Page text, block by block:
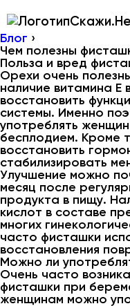
Блог ›
Чем полезны
Польза и вред
Орехи очень
наличие витамина Е
восстановить
системы. Именно
употреблять
бесплодием. Кроме
восстановить
стабилизировать
Улучшение можно
месяц после
продукта в пищу.
кислот в составе
многих
часто фисташки
восстановления
Можно ли
Очень часто
фисташки при
женщинам можно